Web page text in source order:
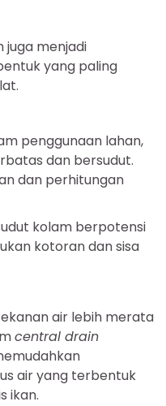
juga menjadi
yang paling
penggunaan lahan,
dan bersudut.
dan perhitungan
kolam berpotensi
kotoran dan sisa
air lebih merata
central drain
air yang terbentuk
ikan.